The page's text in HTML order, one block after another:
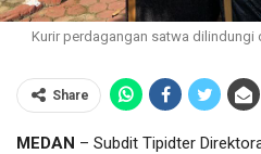
Kurir perdagangan satwa
Share
MEDAN – Subdit Tipidter